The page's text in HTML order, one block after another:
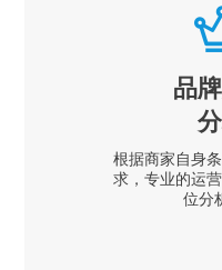
品
根据商家自身
求，专业的运
位分